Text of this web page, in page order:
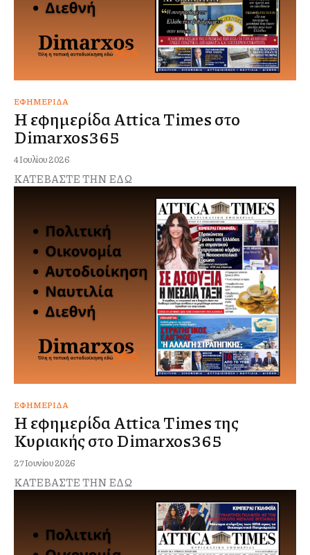
ΕΦΗΜΕΡΊΔΑ
Η εφημερίδα Attica Times στο
Dimarxos365
4 Ιουλίου 2026
ΚΑΤΕΒΑΣΤΕ ΤΗΝ ΕΔΩ
ΕΦΗΜΕΡΊΔΑ
Η εφημερίδα Attica Times της
Κυριακής στο Dimarxos365
27 Ιουνίου 2026
ΚΑΤΕΒΑΣΤΕ ΤΗΝ ΕΔΩ